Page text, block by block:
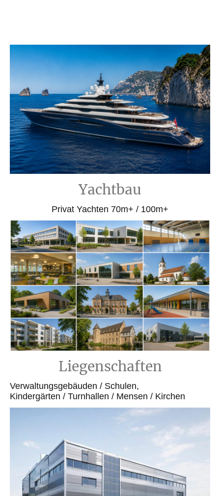
Yachtbau
Privat Yachten 70m+ / 100m+
Liegenschaften
Verwaltungsgebäuden / Schulen,
Kindergärten / Turnhallen / Mensen / Kirchen